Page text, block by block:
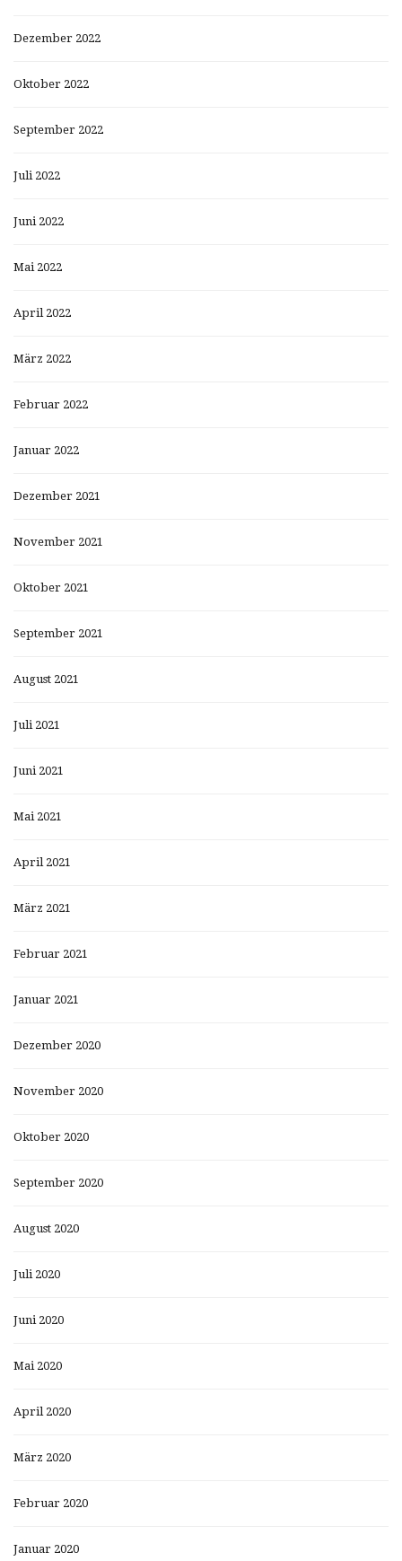
Dezember 2022
Oktober 2022
September 2022
Juli 2022
Juni 2022
Mai 2022
April 2022
März 2022
Februar 2022
Januar 2022
Dezember 2021
November 2021
Oktober 2021
September 2021
August 2021
Juli 2021
Juni 2021
Mai 2021
April 2021
März 2021
Februar 2021
Januar 2021
Dezember 2020
November 2020
Oktober 2020
September 2020
August 2020
Juli 2020
Juni 2020
Mai 2020
April 2020
März 2020
Februar 2020
Januar 2020